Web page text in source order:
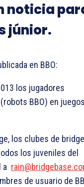
noticia
júnior.
en BBO:
los jugadores
BBO) en
los clubes de
los juveniles del
a
de usuario de